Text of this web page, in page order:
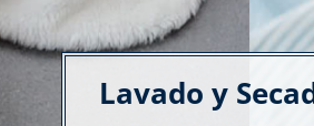
Lavado y